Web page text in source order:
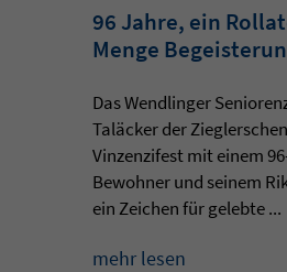
96 Jahre, ein
Menge
Das Wendlinger
Taläcker der
Vinzenzifest mit einem
Bewohner und seinem
ein Zeichen für gelebte ...
mehr lesen